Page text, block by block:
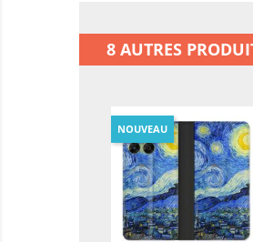
8 AUTRES
NOUVEAU